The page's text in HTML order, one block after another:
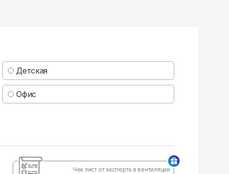
Детская
Офис
Чек лист от эксперта в вентиляции